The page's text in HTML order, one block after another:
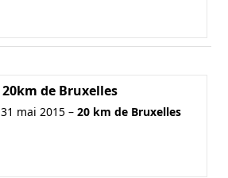
20km de Bruxelles
31 mai 2015 – 20 km de Bruxelles